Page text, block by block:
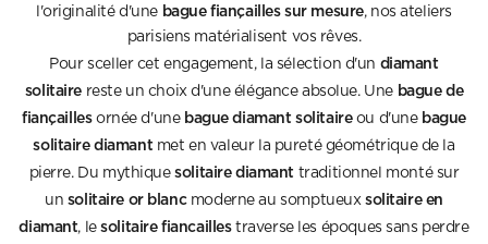
l'originalité d'une bague fiançailles sur mesure, nos ateliers
parisiens matérialisent vos rêves.
Pour sceller cet engagement, la sélection d'un diamant
solitaire reste un choix d'une élégance absolue. Une bague de
fiançaillesornée d'une bague diamant solitaireou d'une bague
solitaire diamant met en valeur la pureté géométrique de la
pierre. Du mythiquesolitaire diamant traditionnel monté sur
un solitaire or blancmoderne au somptueux solitaire en
diamant, lesolitaire fiancaillestraverse les époques sans perdre